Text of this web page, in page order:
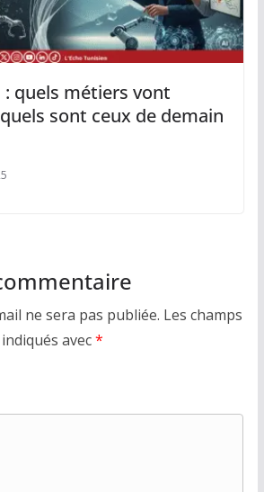
: quels métiers vont
sont ceux de demain
ne sera pas publiée. Les champs
avec*